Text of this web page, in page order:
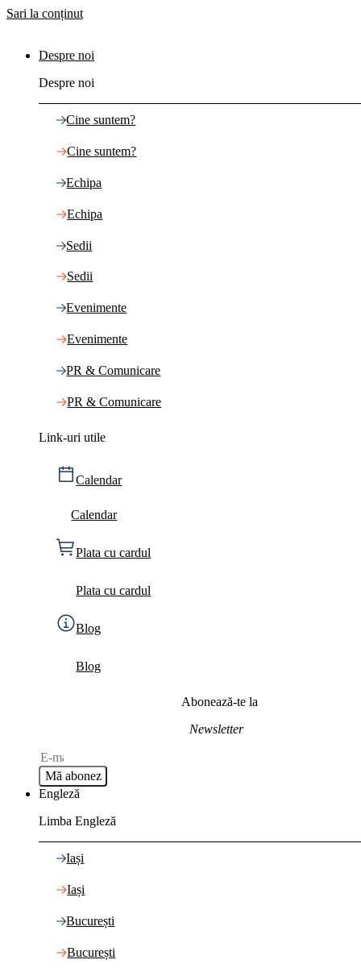
Sari la conținut
Despre noi
Despre noi
Cine suntem?
Cine suntem?
Echipa
Echipa
Sedii
Sedii
Evenimente
Evenimente
PR & Comunicare
PR & Comunicare
Link-uri utile
Calendar
Calendar
Plata cu cardul
Plata cu cardul
Blog
Blog
Abonează-te la
Newsletter
Mă abonez
Engleză
Limba Engleză
Iași
Iași
București
București